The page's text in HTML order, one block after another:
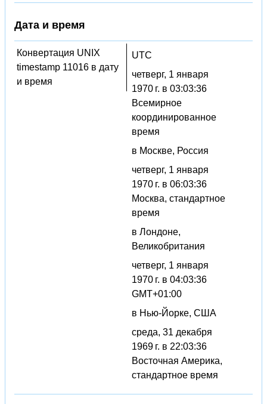
Дата и время
Конвертация UNIX
timestamp 11016 в дату
и время
UTC
четверг, 1 января
1970 г. в 03:03:36
Всемирное
координированное
время
в Москве, Россия
четверг, 1 января
1970 г. в 06:03:36
Москва, стандартное
время
в Лондоне,
Великобритания
четверг, 1 января
1970 г. в 04:03:36
GMT+01:00
в Нью-Йорке, США
среда, 31 декабря
1969 г. в 22:03:36
Восточная Америка,
стандартное время